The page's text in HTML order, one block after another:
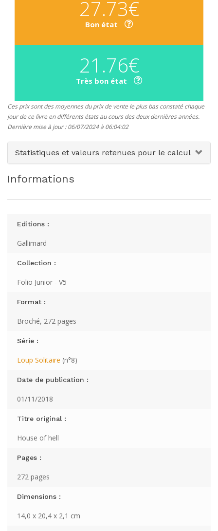
27.73€
Bon état
21.76€
Très bon état
Ces prix sont des moyennes du prix de vente le plus bas constaté chaque
jour de ce livre en différents états au cours des deux dernières années.
Dernière mise à jour : 06/07/2024 à 06:04:02
Statistiques et valeurs retenues pour le calcul
Informations
Editions :
Gallimard
Collection :
Folio Junior - V5
Format :
Broché, 272 pages
Série :
Loup Solitaire (n°8)
Date de publication :
01/11/2018
Titre original :
House of hell
Pages :
272 pages
Dimensions :
14,0 x 20,4 x 2,1 cm